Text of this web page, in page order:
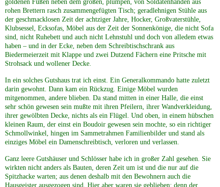
goldenen Füßen neben dem großen, plumpen, von Soldatenhänden aus
rohen Brettern rasch zusammengefügten Tisch; geradlehnigen Stühle aus
der geschmacklosen Zeit der achtziger Jahre, Hocker, Großvaterstühle,
Klubsessel, Ecksofas, Möbel aus der Zeit der Sonnenkönige, die nicht Sofa
sind, nicht Ruhebett und auch nicht Lehnstuhl und doch von alledem etwas
haben – und in der Ecke, neben dem Schreibtischschrank aus
Biedermeierzeit mit Klappe und zwei Dutzend Fächern eine Pritsche mit
Strohsack und wollener Decke.
In ein solches Gutshaus trat ich einst. Ein Generalkommando hatte zuletzt
darin gewohnt. Dann kam ein Rückzug. Einige Möbel wurden
mitgenommen, andere blieben. Da stand mitten in einer Halle, die einst
sehr schön gewesen sein mußte mit ihren Pfeilern, ihrer Wandverkleidung,
ihrer gewölbten Decke, nichts als ein Flügel. Und oben, in einem hübschen
kleinen Raum, der einst ein Boudoir gewesen sein mochte, so ein richtiger
Schmollwinkel, hingen im Sammetrahmen Familienbilder und stand als
einziges Möbel ein Damenschreibtisch, verloren und verlassen.
Ganz leere Gutshäuser und Schlösser habe ich in großer Zahl gesehen. Sie
wirkten nicht anders als Bauten, deren Zeit um ist und die nur auf die
Spitzhacke warten; aus denen deshalb mit den Bewohnern auch die
Hausgeister ausgezogen sind. Hier aber waren sie geblieben; denn der